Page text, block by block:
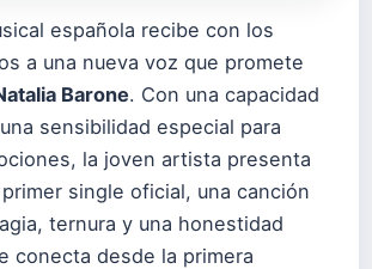
española recibe con los
a una nueva voz que promete
Barone. Con una capacidad
sensibilidad especial para
la joven artista presenta
single oficial, una canción
ternura y una honestidad
conecta desde la primera